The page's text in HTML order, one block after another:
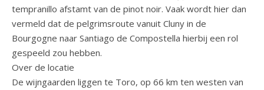
tempranillo afstamt van de pinot noir. Vaak wordt hier dan
vermeld dat de pelgrimsroute vanuit Cluny in de
Bourgogne naar Santiago de Compostella hierbij een rol
gespeeld zou hebben.
Over de locatie
De wijngaarden liggen te Toro, op 66 km ten westen van